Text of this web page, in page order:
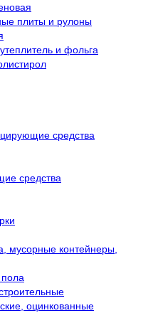
плиты и рулоны
и фольга
средства
средства
мусорные контейнеры,
оцинкованные